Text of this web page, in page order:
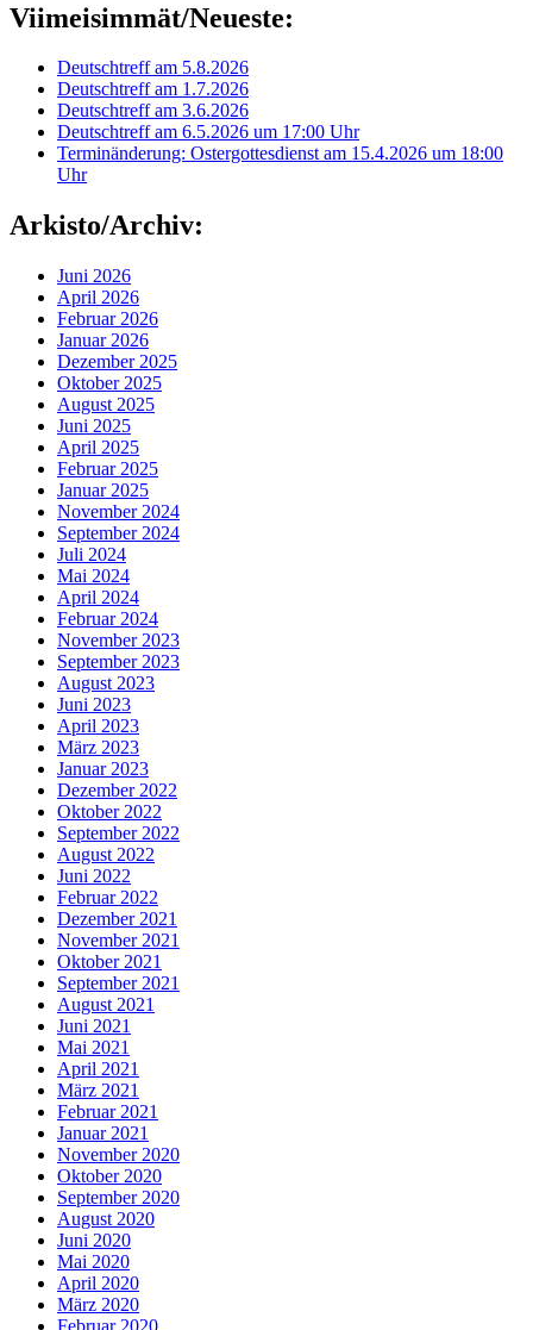
Viimeisimmät/Neueste:
Deutschtreff am 5.8.2026
Deutschtreff am 1.7.2026
Deutschtreff am 3.6.2026
Deutschtreff am 6.5.2026 um 17:00 Uhr
Terminänderung: Ostergottesdienst am 15.4.2026 um 18:00
Uhr
Arkisto/Archiv:
Juni 2026
April 2026
Februar 2026
Januar 2026
Dezember 2025
Oktober 2025
August 2025
Juni 2025
April 2025
Februar 2025
Januar 2025
November 2024
September 2024
Juli 2024
Mai 2024
April 2024
Februar 2024
November 2023
September 2023
August 2023
Juni 2023
April 2023
März 2023
Januar 2023
Dezember 2022
Oktober 2022
September 2022
August 2022
Juni 2022
Februar 2022
Dezember 2021
November 2021
Oktober 2021
September 2021
August 2021
Juni 2021
Mai 2021
April 2021
März 2021
Februar 2021
Januar 2021
November 2020
Oktober 2020
September 2020
August 2020
Juni 2020
Mai 2020
April 2020
März 2020